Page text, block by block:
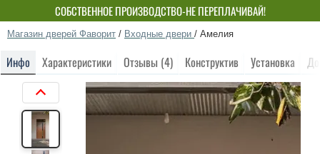
СОБСТВЕННОЕ ПРОИЗВОДСТВО-НЕ ПЕРЕПЛАЧИВАЙ!
Магазин дверей Фаворит / Входные двери / Амелия
Инфо Характеристики Отзывы (4) Конструктив Установка